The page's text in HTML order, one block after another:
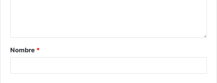
Nombre *